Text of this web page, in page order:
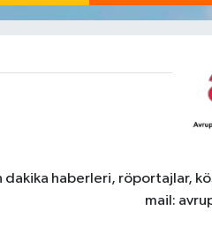
dakika haberleri, röportajlar,
mail: